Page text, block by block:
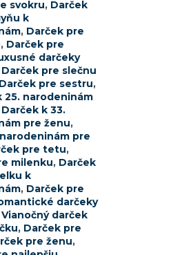
svokru, Darček
k
, Darček pre
, Darček pre
darčeky
Darček pre slečnu
Darček pre sestru,
25. narodeninám
Darček k 33.
pre ženu,
pre
pre tetu,
milenku, Darček
k
, Darček pre
darčeky
Vianočný darček
, Darček pre
pre ženu,